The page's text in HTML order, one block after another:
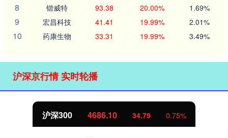
8 锴威特 93.38 20.00% 1.69%
9 宏昌科技 41.41 19.99% 2.01%
10 药康生物 33.31 19.99% 3.49%
沪深京行情 实时轮播
沪深300 4686.10 34.79 0.75%